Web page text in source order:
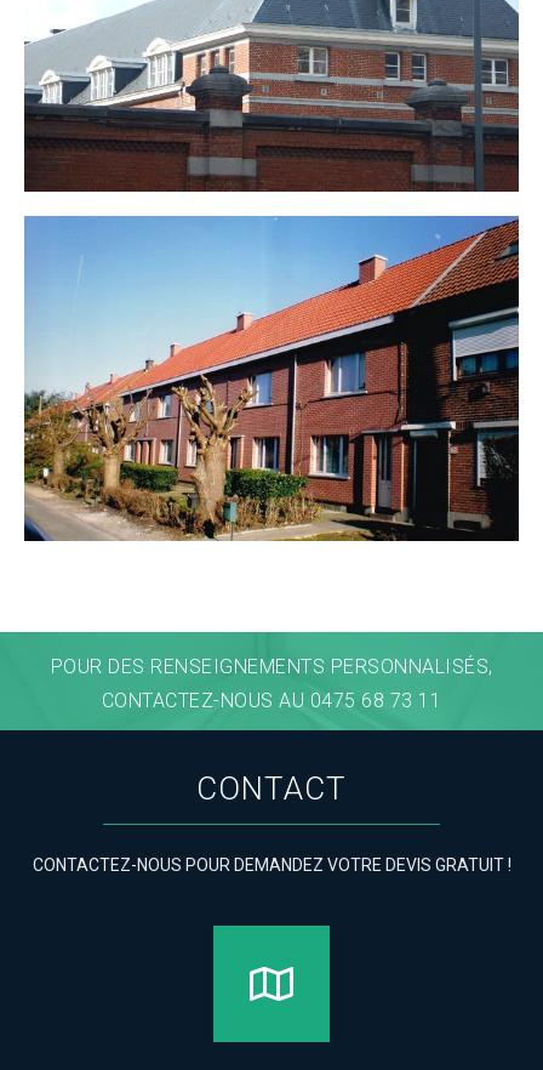
POUR DES RENSEIGNEMENTS PERSONNALISÉS,
CONTACTEZ-NOUS AU 0475 68 73 11
CONTACT
CONTACTEZ-NOUS POUR DEMANDEZ VOTRE DEVIS GRATUIT !